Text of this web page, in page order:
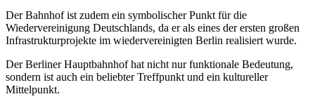
Der Bahnhof ist zudem ein symbolischer Punkt für die
Wiedervereinigung Deutschlands, da er als eines der ersten großen
Infrastrukturprojekte im wiedervereinigten Berlin realisiert wurde.
Der Berliner Hauptbahnhof hat nicht nur funktionale Bedeutung,
sondern ist auch ein beliebter Treffpunkt und ein kultureller
Mittelpunkt.